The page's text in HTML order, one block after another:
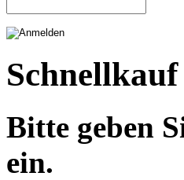
Schnellkauf
Bitte geben
ein.